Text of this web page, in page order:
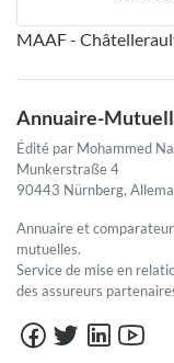
MAAF -
Annuaire-
Édité par Mohammed
Munkerstraße 4
90443 Nürnberg,
Annuaire et
mutuelles.
Service de mise en
des assureurs